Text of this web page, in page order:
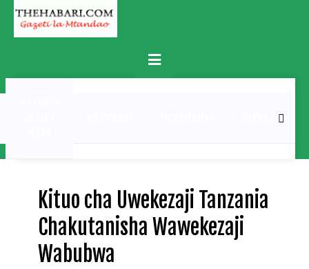
Skip
content
Primary
Menu
MICHEZO
Kituo cha Uwekezaji Tanzania
Chakutanisha Wawekezaji
Wabubwa